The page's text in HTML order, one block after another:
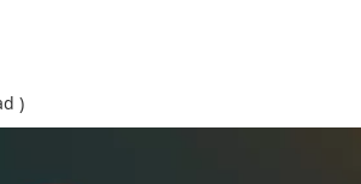
)